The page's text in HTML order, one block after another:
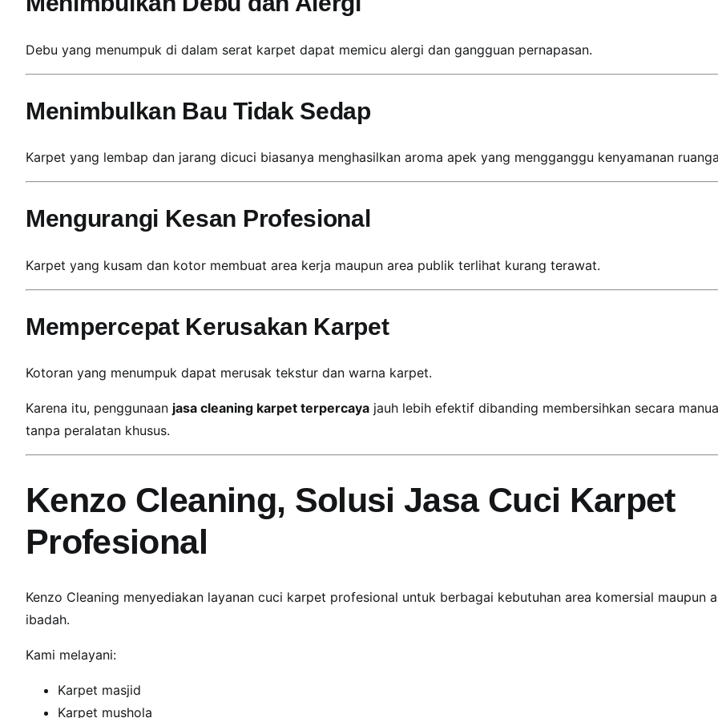
a
|
e
z
o
a
n
g
Debu yang menumpuk di dalam serat karpet dapat memicu alergi dan gangguan pernapasan.
Menimbulkan Bau Tidak Sedap
Karpet yang lembap dan jarang dicuci biasanya menghasilkan aroma apek yang mengganggu kenyamanan
Mengurangi Kesan Profesional
Karpet yang kusam dan kotor membuat area kerja maupun area publik terlihat kurang terawat.
Mempercepat Kerusakan Karpet
Kotoran yang menumpuk dapat merusak tekstur dan warna karpet.
Karena itu, penggunaan jasa cleaning karpet terpercaya jauh lebih efektif dibanding membersihkan secara
tanpa peralatan khusus.
Kenzo Cleaning, Solusi Jasa Cuci Karpet
Profesional
Kenzo Cleaning menyediakan layanan cuci karpet profesional untuk berbagai kebutuhan area komersial maupun
ibadah.
Kami melayani:
Karpet masjid
Karpet mushola